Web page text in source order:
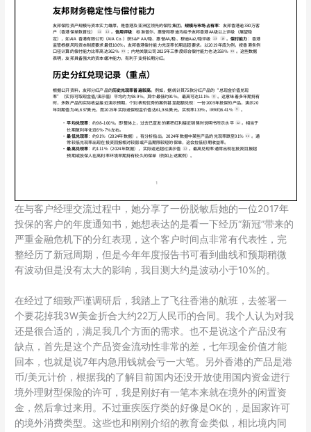
在与客户经理交流过程中，她分享了一份脱敏后她的一位2017年
投保的客户的年度通知书，她想表达的是看一下经历“新冠”带来的
严重金融危机下的分红表现，这个客户时间点非常有代表性，完
整经历了新冠周期，但是今年年度报告书可看到曲线和预期稍微
有波动但是没有太大的影响，我目测大约是波动小于10%的。
在经过了细致严谨调研后，我踏上了飞往香港的航班，去签署一
个要花掉我3W美金折合大约22万人民币的合同。我个人认为对我
还是很合适的，满足我几个方面的需求。也不是说这个产品没有
缺点，首先是这个产品资金流动性非常的差，七年现金价值才能
回本，也就是说7年内急用钱就会亏一大笔。另外香港的产品是港
币/美元计价，根据我的了解目前国内还没开放使用国内资金进行
境外理财型保险的许可，我是刚好有一笔本来就在境外的闲置资
金，然后拿过来用。不过重疾医疗类的好像是OK的，是国家许可
的境外消费类型。这些也和刚刚介绍的教育金类似，相比境内同